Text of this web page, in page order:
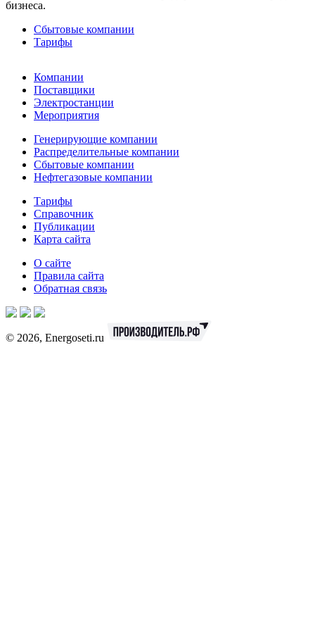
бизнеса.
Сбытовые компании
Тарифы
Компании
Поставщики
Электростанции
Мероприятия
Генерирующие компании
Распределительные компании
Сбытовые компании
Нефтегазовые компании
Тарифы
Справочник
Публикации
Карта сайта
О сайте
Правила сайта
Обратная связь
© 2026, Energoseti.ru